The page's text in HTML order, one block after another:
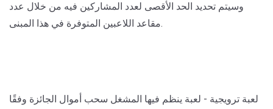
وسيتم تحديد الحد الأقصى لعدد المشاركين فيه من خلال عدد
مقاعد اللاعبين المتوفرة في هذا المبنى.
لعبة ترويجية - لعبة ينظم فيها المشغل سحب أموال الجائزة وفقًا